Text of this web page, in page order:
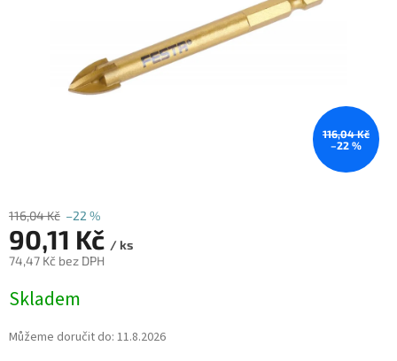
116,04 Kč
–22 %
116,04 Kč –22 %
90,11 Kč / ks
74,47 Kč bez DPH
cena:
Skladem
Můžeme doručit do: 11.8.2026